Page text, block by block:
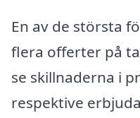
En av de största
flera offerter på
se skillnaderna i
respektive